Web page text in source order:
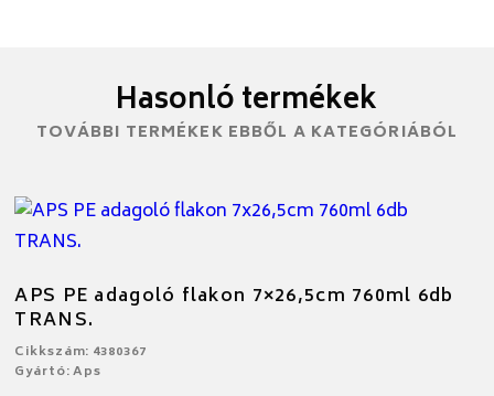
Hasonló termékek
TOVÁBBI TERMÉKEK EBBŐL A KATEGÓRIÁBÓL
APS PE adagoló flakon 7×26,5cm 760ml 6db
TRANS.
Cikkszám: 4380367
Gyártó: Aps